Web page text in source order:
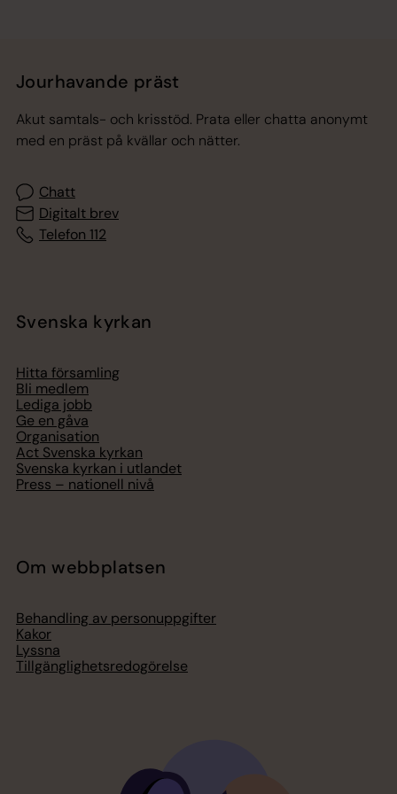
Jourhavande präst
Akut samtals- och krisstöd. Prata eller chatta anonymt
med en präst på kvällar och nätter.
Chatt
Digitalt brev
Telefon 112
Svenska kyrkan
Hitta församling
Bli medlem
Lediga jobb
Ge en gåva
Organisation
Act Svenska kyrkan
Svenska kyrkan i utlandet
Press – nationell nivå
Om webbplatsen
Behandling av personuppgifter
Kakor
Lyssna
Tillgänglighetsredogörelse